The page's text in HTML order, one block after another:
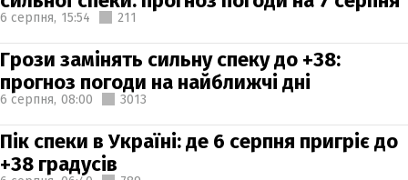
6 серпня, 15:54 211
Грози замінять сильну спеку до +38:
прогноз погоди на найближчі дні
6 серпня, 08:00 3013
Пік спеки в Україні: де 6 серпня пригріє до
+38 градусів